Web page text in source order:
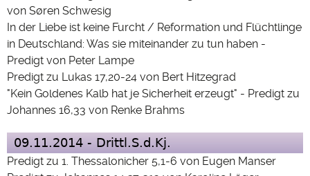
von Søren Schwesig
In der Liebe ist keine Furcht / Reformation und Flüchtlinge
in Deutschland: Was sie miteinander zu tun haben -
Predigt von Peter Lampe
Predigt zu Lukas 17,20-24 von Bert Hitzegrad
"Kein Goldenes Kalb hat je Sicherheit erzeugt" - Predigt zu
Johannes 16,33 von Renke Brahms
09.11.2014 - Drittl.S.d.Kj.
Predigt zu 1. Thessalonicher 5,1-6 von Eugen Manser